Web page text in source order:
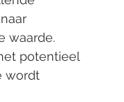
waarde.
potentieel
wordt